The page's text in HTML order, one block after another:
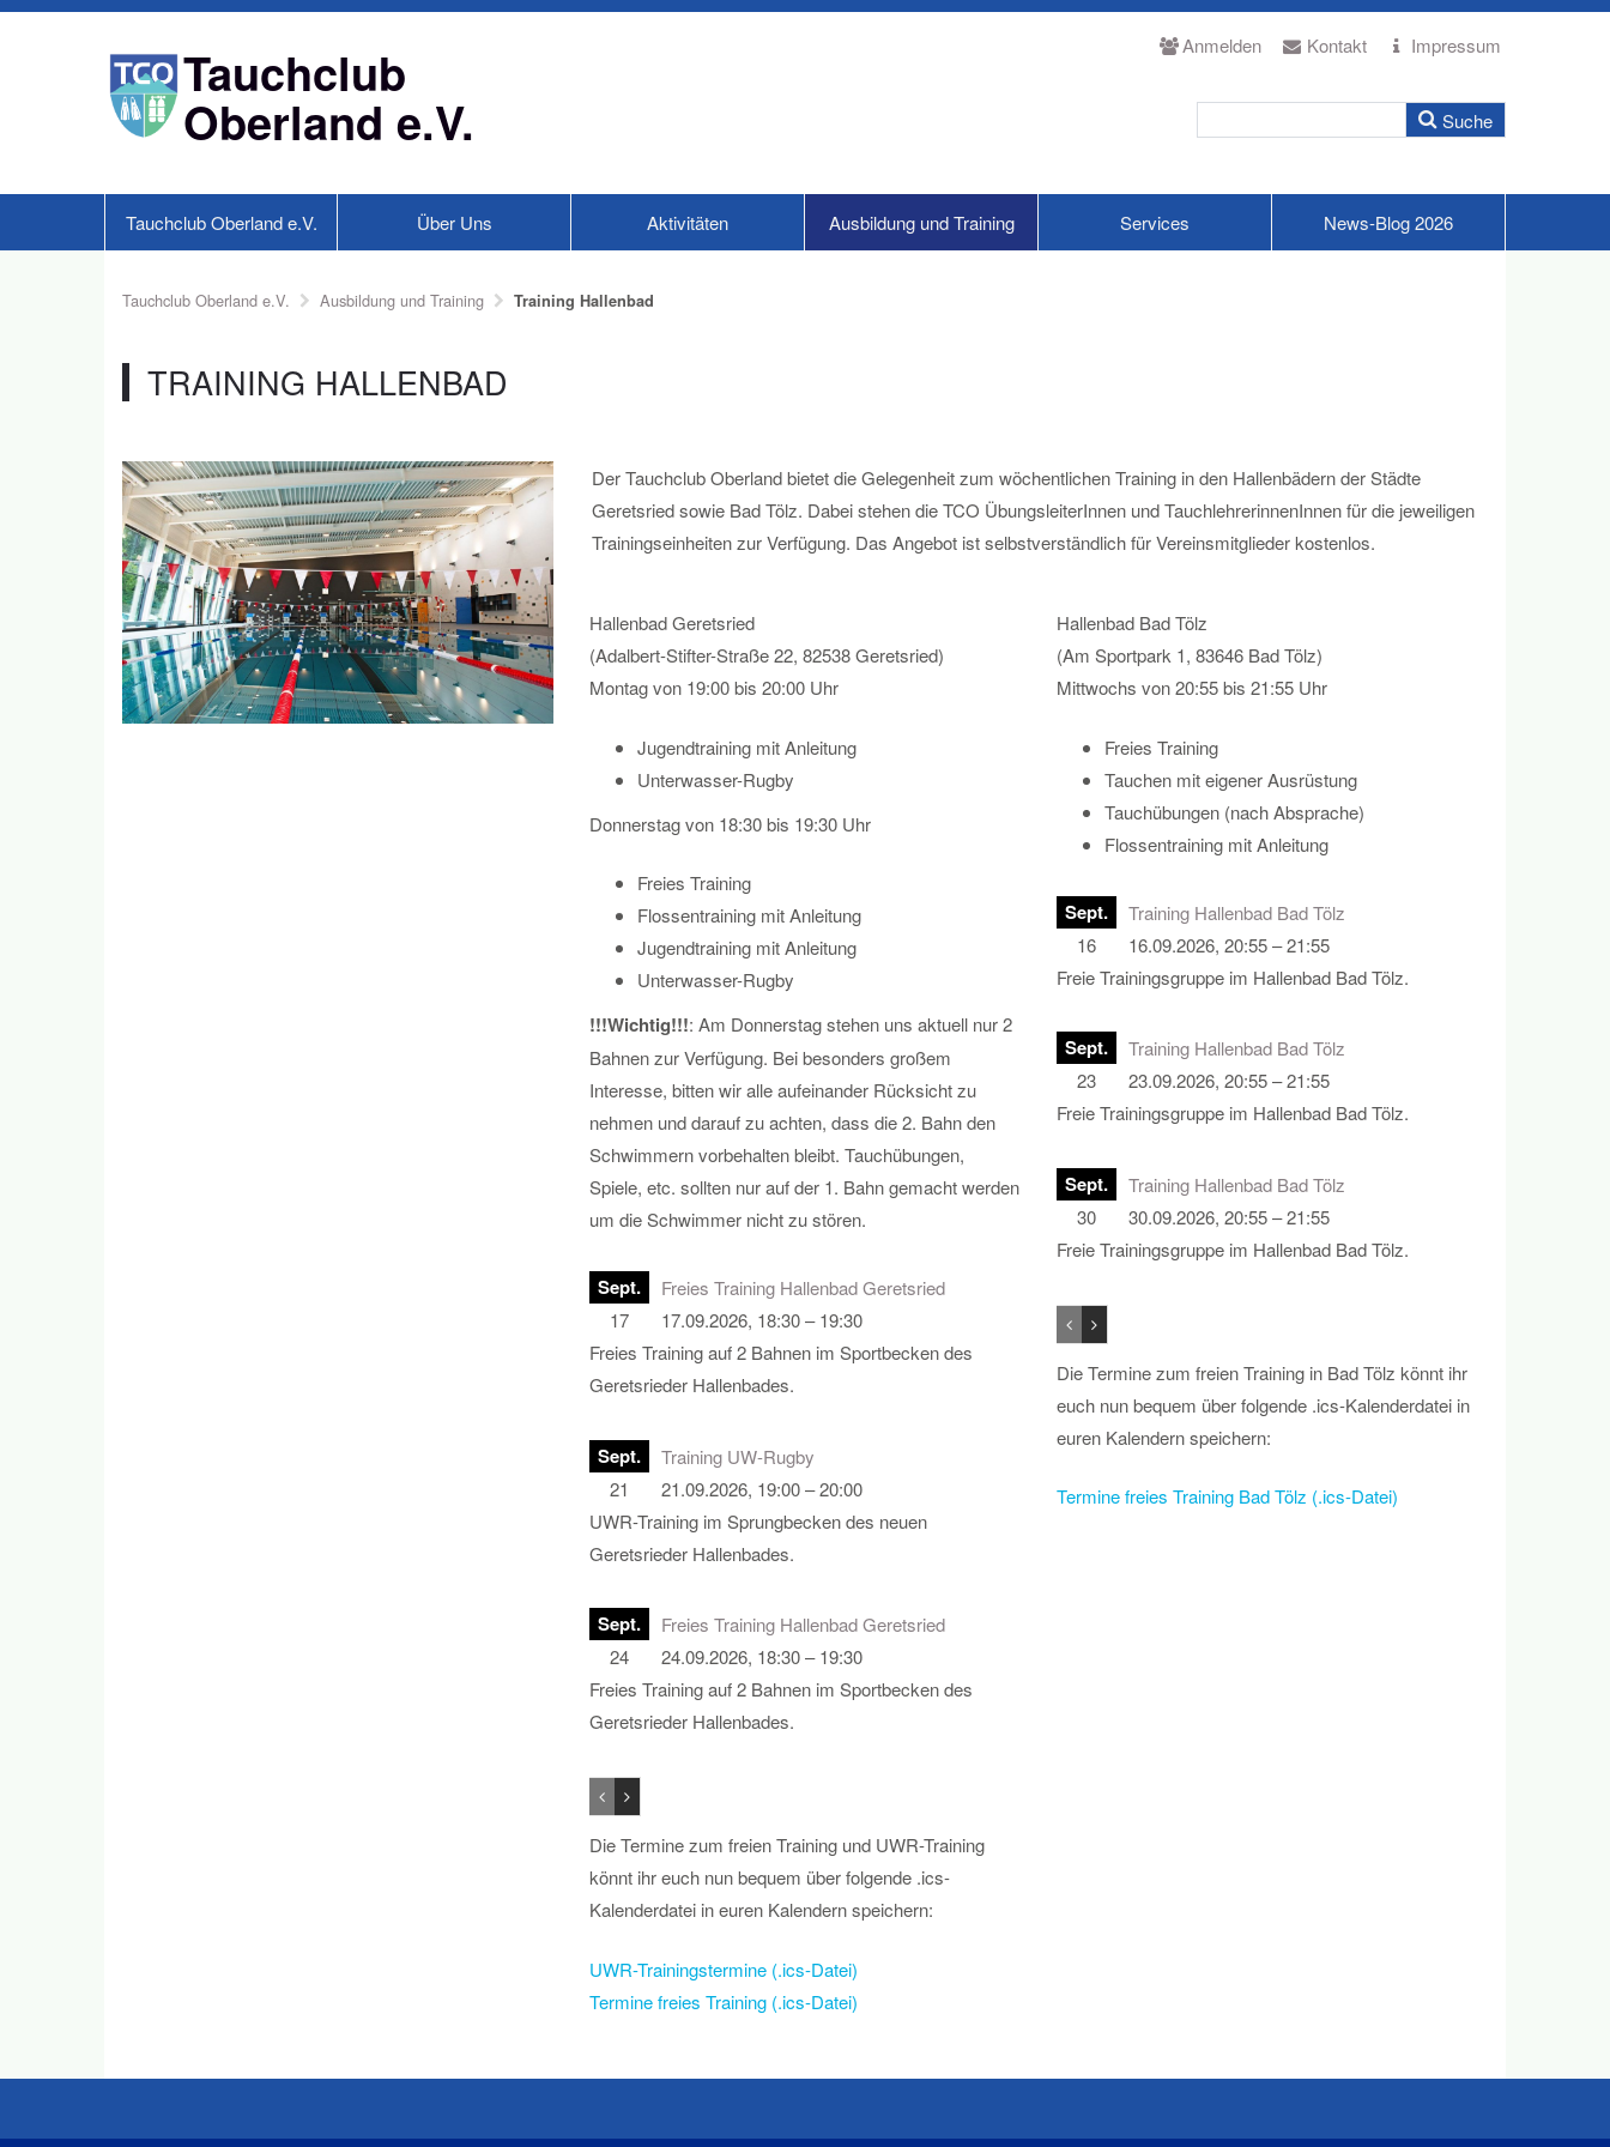
Tauchclub
Oberland e.V.
Anmelden Kontakt Impressum
Tauchclub Oberland e.V. Über Uns Aktivitäten Ausbildung und Training Services News-Blog 2026
Tauchclub Oberland e.V. Ausbildung und Training Training Hallenbad
TRAINING HALLENBAD
Der Tauchclub Oberland bietet die Gelegenheit zum wöchentlichen Training in den Hallenbädern der Städte
Geretsried sowie Bad Tölz. Dabei stehen die TCO ÜbungsleiterInnen und TauchlehrerinnenInnen für die jeweiligen
Trainingseinheiten zur Verfügung. Das Angebot ist selbstverständlich für Vereinsmitglieder kostenlos.
Hallenbad Geretsried
(Adalbert-Stifter-Straße 22, 82538 Geretsried)
Montag von 19:00 bis 20:00 Uhr
Jugendtraining mit Anleitung
Unterwasser-Rugby
Donnerstag von 18:30 bis 19:30 Uhr
Freies Training
Flossentraining mit Anleitung
Jugendtraining mit Anleitung
Unterwasser-Rugby
!!!Wichtig!!!: Am Donnerstag stehen uns aktuell nur 2
Bahnen zur Verfügung. Bei besonders großem
Interesse, bitten wir alle aufeinander Rücksicht zu
nehmen und darauf zu achten, dass die 2. Bahn den
Schwimmern vorbehalten bleibt. Tauchübungen,
Spiele, etc. sollten nur auf der 1. Bahn gemacht werden
um die Schwimmer nicht zu stören.
Sept.
17
Freies Training Hallenbad Geretsried
17.09.2026, 18:30 – 19:30
Freies Training auf 2 Bahnen im Sportbecken des
Geretsrieder Hallenbades.
Sept.
21
Training UW-Rugby
21.09.2026, 19:00 – 20:00
UWR-Training im Sprungbecken des neuen
Geretsrieder Hallenbades.
Sept.
24
Freies Training Hallenbad Geretsried
24.09.2026, 18:30 – 19:30
Freies Training auf 2 Bahnen im Sportbecken des
Geretsrieder Hallenbades.
Die Termine zum freien Training und UWR-Training
könnt ihr euch nun bequem über folgende .ics-
Kalenderdatei in euren Kalendern speichern:
UWR-Trainingstermine (.ics-Datei)
Termine freies Training (.ics-Datei)
Hallenbad Bad Tölz
(Am Sportpark 1, 83646 Bad Tölz)
Mittwochs von 20:55 bis 21:55 Uhr
Freies Training
Tauchen mit eigener Ausrüstung
Tauchübungen (nach Absprache)
Flossentraining mit Anleitung
Sept.
16
Training Hallenbad Bad Tölz
16.09.2026, 20:55 – 21:55
Freie Trainingsgruppe im Hallenbad Bad Tölz.
Sept.
23
Training Hallenbad Bad Tölz
23.09.2026, 20:55 – 21:55
Freie Trainingsgruppe im Hallenbad Bad Tölz.
Sept.
30
Training Hallenbad Bad Tölz
30.09.2026, 20:55 – 21:55
Freie Trainingsgruppe im Hallenbad Bad Tölz.
Die Termine zum freien Training in Bad Tölz könnt ihr
euch nun bequem über folgende .ics-Kalenderdatei in
euren Kalendern speichern:
Termine freies Training Bad Tölz (.ics-Datei)